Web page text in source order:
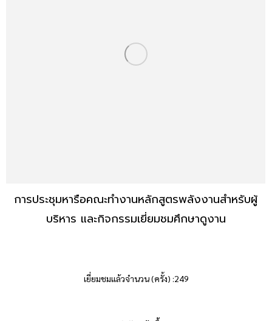
การประชุมหารือคณะทำงานหลักสูตรพลังงานสำหรับผู้
บริหาร และกิจกรรมเยี่ยมชมศึกษาดูงาน
เยี่ยมชมแล้วจำนวน (ครั้ง) :249